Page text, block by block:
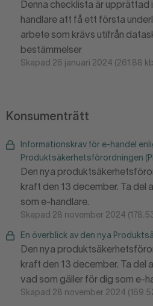
Denna checklista är
handlare att få ett första
arbete som krävs utifrån
bestämmelser
Skapad 26 januari 2024 (261.88
Konsumenträtt
Informationskrav för e-handel
Produktsäkerhetsförordningen
Den nya
kraft den 13 december. Ta del
som e-handlare.
Skapad 28 november 2024
En överblick av den nya
Den nya
kraft den 13 december. Ta del
vad som gäller för dig som e-
Skapad 28 november 2024